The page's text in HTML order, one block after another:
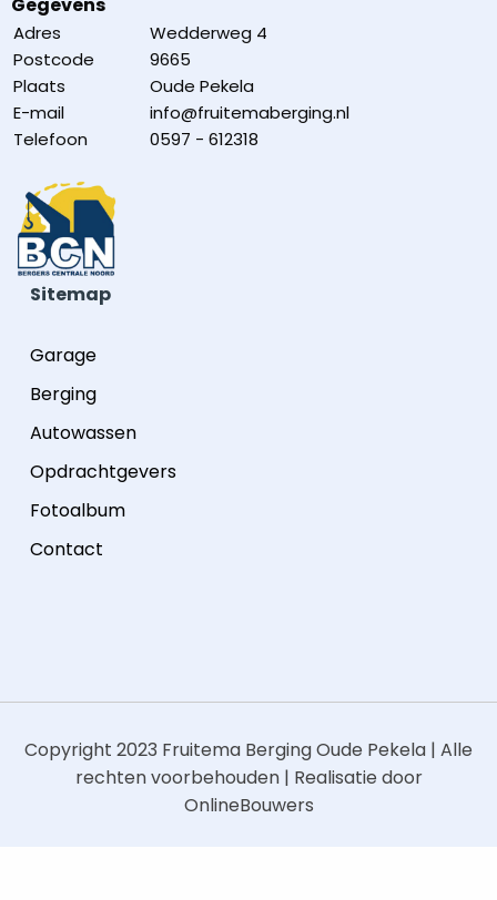
Gegevens
Adres
Wedderweg 4
Postcode
9665
Plaats
Oude Pekela
E-mail
info@fruitemaberging.nl
Telefoon
0597 - 612318
Sitemap
Garage
Berging
Autowassen
Opdrachtgevers
Fotoalbum
Contact
Copyright 2023 Fruitema Berging Oude Pekela | Alle
rechten voorbehouden | Realisatie door
OnlineBouwers